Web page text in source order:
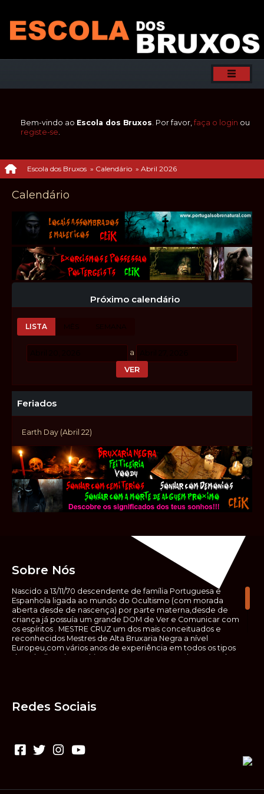
Bem-vindo ao Escola dos Bruxos. Por favor, faça o login ou
registe-se.
Escola dos Bruxos » Calendário » Abril 2026
Calendário
Próximo calendário
LISTA MÊS SEMANA
a
Feriados
Earth Day (Abril 22)
Sobre Nós
Nascido a 13/11/70 descendente de família Portuguesa e
Espanhola ligada ao mundo do Ocultismo (com morada
aberta desde de nascença) por parte materna,desde de
criança já possuía um grande DOM de Ver e Comunicar com
os espíritos . MESTRE CRUZ um dos mais conceituados e
reconhecidos Mestres de Alta Bruxaria Negra a nível
Europeu,com vários anos de experiência em todos os tipos
de trabalhos de Ocultismo. Escreveu os seus saberes ocultos
não o faça sem precauções e sem possuir a devida
poderão causar danos. Consultai por isso sempre um
(médium) conhecedor, quando se trata de fazer trabalhos
Redes Sociais